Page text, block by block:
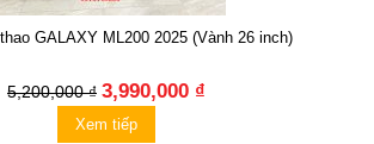
GALAXY ML200 2025 (Vành 26 inch)
5,200,000 ₫ 3,990,000 ₫
Xem tiếp